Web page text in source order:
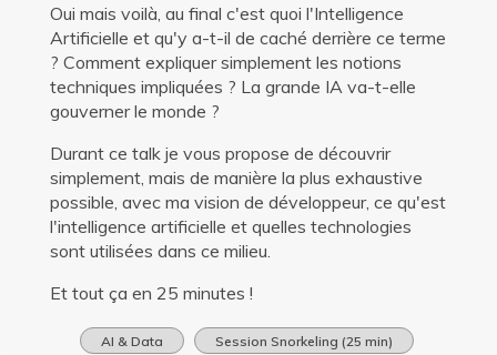
Oui mais voilà, au final c'est quoi l'Intelligence
Artificielle et qu'y a-t-il de caché derrière ce terme
? Comment expliquer simplement les notions
techniques impliquées ? La grande IA va-t-elle
gouverner le monde ?
Durant ce talk je vous propose de découvrir
simplement, mais de manière la plus exhaustive
possible, avec ma vision de développeur, ce qu'est
l'intelligence artificielle et quelles technologies
sont utilisées dans ce milieu.
Et tout ça en 25 minutes !
AI & Data
Session Snorkeling (25 min)